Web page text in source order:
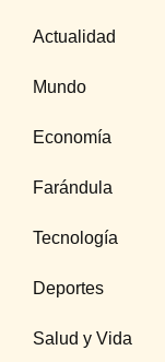
Actualidad
Mundo
Economía
Farándula
Tecnología
Deportes
Salud y Vida